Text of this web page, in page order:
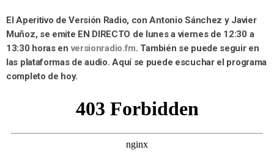
El Aperitivo de Versión Radio, con Antonio Sánchez y Javier
Muñoz, se emite EN DIRECTO de lunes a viernes de 12:30 a
13:30 horas en versionradio.fm. También se puede seguir en
las plataformas de audio. Aquí se puede escuchar el programa
completo de hoy.